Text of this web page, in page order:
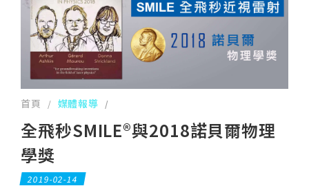
首頁 / 媒體報導 /
全飛秒SMILE®與2018諾貝爾物理
學獎
2019-02-14